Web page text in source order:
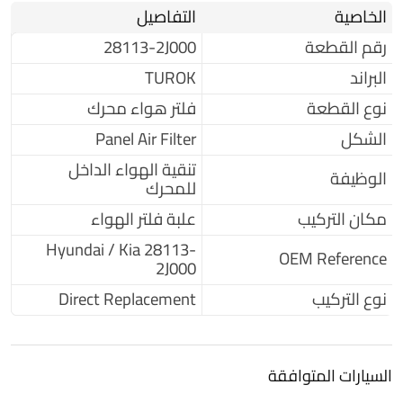
الخاصية
التفاصيل
رقم القطعة
28113-2J000
البراند
TUROK
نوع القطعة
فلتر هواء محرك
الشكل
Panel Air Filter
الوظيفة
تنقية الهواء الداخل
للمحرك
مكان التركيب
علبة فلتر الهواء
OEM Reference
Hyundai / Kia 28113-
2J000
نوع التركيب
Direct Replacement
السيارات المتوافقة